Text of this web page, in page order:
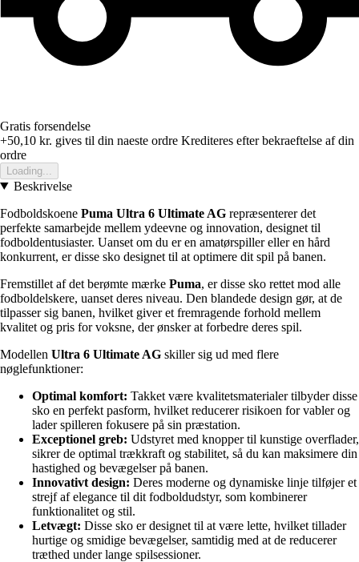
Gratis forsendelse
+50,10 kr. gives til din naeste ordre Krediteres efter bekraeftelse af din
ordre
Loading...
Beskrivelse
Fodboldskoene Puma Ultra 6 Ultimate AG repræsenterer det
perfekte samarbejde mellem ydeevne og innovation, designet til
fodboldentusiaster. Uanset om du er en amatørspiller eller en hård
konkurrent, er disse sko designet til at optimere dit spil på banen.
Fremstillet af det berømte mærke Puma, er disse sko rettet mod alle
fodboldelskere, uanset deres niveau. Den blandede design gør, at de
tilpasser sig banen, hvilket giver et fremragende forhold mellem
kvalitet og pris for voksne, der ønsker at forbedre deres spil.
Modellen Ultra 6 Ultimate AG skiller sig ud med flere
nøglefunktioner:
Optimal komfort: Takket være kvalitetsmaterialer tilbyder disse
sko en perfekt pasform, hvilket reducerer risikoen for vabler og
lader spilleren fokusere på sin præstation.
Exceptionel greb: Udstyret med knopper til kunstige overflader,
sikrer de optimal trækkraft og stabilitet, så du kan maksimere din
hastighed og bevægelser på banen.
Innovativt design: Deres moderne og dynamiske linje tilføjer et
strejf af elegance til dit fodboldudstyr, som kombinerer
funktionalitet og stil.
Letvægt: Disse sko er designet til at være lette, hvilket tillader
hurtige og smidige bevægelser, samtidig med at de reducerer
træthed under lange spilsessioner.